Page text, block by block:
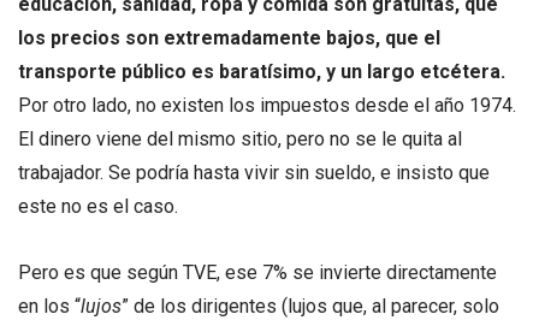
los precios son extremadamente bajos, que el
transporte público es baratísimo, y un largo etcétera.
Por otro lado, no existen los impuestos desde el año 1974.
El dinero viene del mismo sitio, pero no se le quita al
trabajador. Se podría hasta vivir sin sueldo, e insisto que
este no es el caso.
Pero es que según TVE, ese 7% se invierte directamente
en los “lujos” de los dirigentes (lujos que, al parecer, solo